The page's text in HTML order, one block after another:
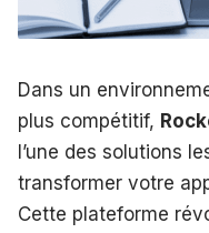
Dans un
plus compétitif,
l’une des solutions
transformer votre
Cette plateforme